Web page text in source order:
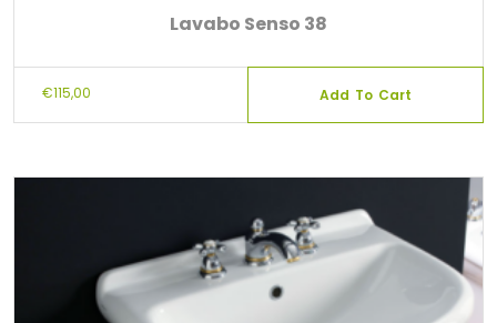
Lavabo Senso 38
€115,00 Add To Cart